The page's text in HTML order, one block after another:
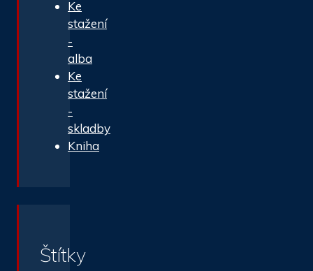
Ke
stažení
-
alba
Ke
stažení
-
skladby
Kniha
Štítky